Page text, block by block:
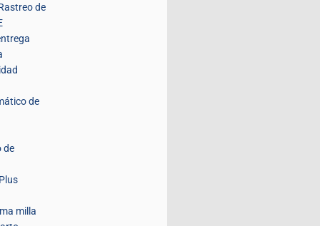
de
de
de
milla